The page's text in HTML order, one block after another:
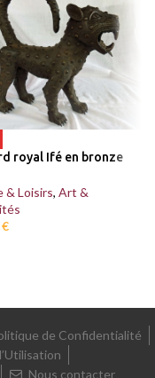
royal Ifé en bronze
& Loisirs, Art &
€
de Confidentialité
Nous contacter